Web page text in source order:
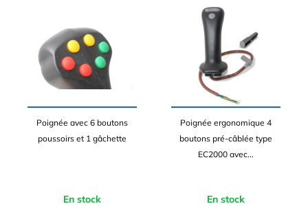
Poignée avec 6 boutons
poussoirs et 1 gâchette
En stock
Poignée ergonomique 4
boutons pré-câblée type
EC2000 avec...
En stock